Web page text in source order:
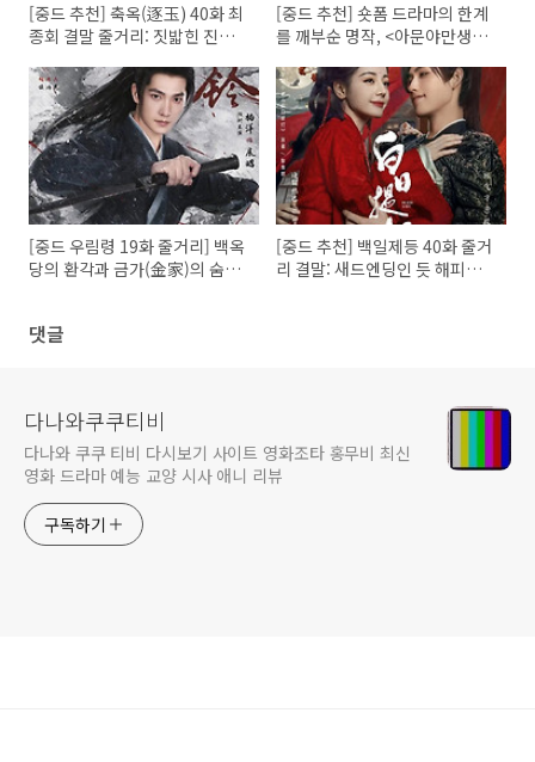
[중드 추천] 축옥(逐玉) 40화 최
종회 결말 줄거리: 짓밟힌 진실,
[중드 추천] 숏폼 드라마의 한계
를 깨부순 명작, <아문야만생장
말 해석: 상처 입은 두 영혼의 역
대급 구원 로맨스
[중드 우림령 19화 줄거리] 백옥
당의 환각과 금가(金家)의 숨겨
[중드 추천] 백일제등 40화 줄거
리 결말: 새드엔딩인 듯 해피엔
댓글
다나와쿠쿠티비
다나와 쿠쿠 티비 다시보기 사이트 영화조타 홍무비 최신
영화 드라마 예능 교양 시사 애니 리뷰
구독하기